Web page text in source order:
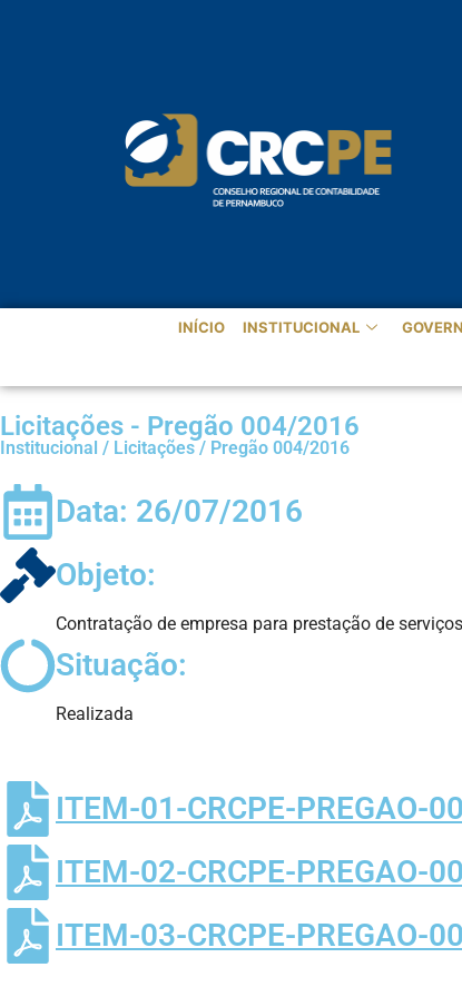
INÍCIO INSTITUCIONAL
Licitações - Pregão 004/2016
Institucional / Licitações / Pregão 004/2016
Data: 26/07/2016
Objeto:
Contratação de empresa para prestação de
Situação:
Realizada
ITEM-01-CRCPE-PREGAO-
ITEM-02-CRCPE-PREGAO-
ITEM-03-CRCPE-PREGAO-